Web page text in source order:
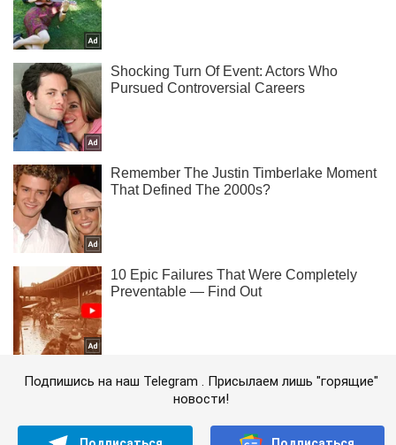
Подпишись на наш Telegram . Присылаем лишь "горящие"
новости!